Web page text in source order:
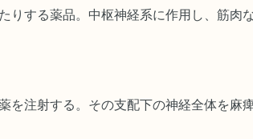
りする薬品。中枢神経系に作用し、筋肉
を注射する。その支配下の神経全体を麻